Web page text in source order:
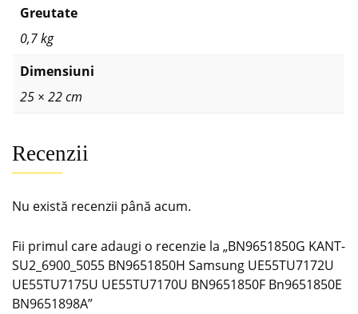
Greutate
0,7 kg
Dimensiuni
25 × 22 cm
Recenzii
Nu există recenzii până acum.
Fii primul care adaugi o recenzie la „BN9651850G KANT-
SU2_6900_5055 BN9651850H Samsung UE55TU7172U
UE55TU7175U UE55TU7170U BN9651850F Bn9651850E
BN9651898A”